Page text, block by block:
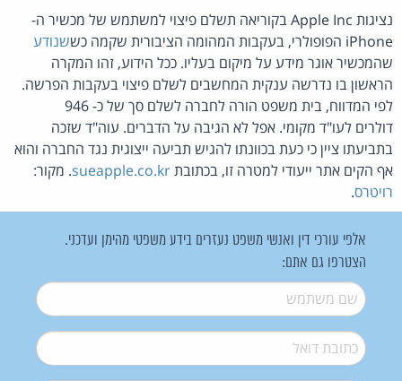
נציגות Apple Inc בקוריאה תשלם פיצוי למשתמש של מכשיר ה-
iPhone הפופולרי, בעקבות המהומה הציבורית שקמה כש
שנודע
שהמכשיר אוגר מידע על מיקום בעליו. ככל הידוע, זהו המקרה
הראשון בו נדרשה ענקית המחשבים לשלם פיצוי בעקבות הפרשה.
לפי המדווח, בית משפט הורה לחברה לשלם סך של כ- 946
דולרים לעו"ד מקומי. אפל לא הגיבה על הדברים. עוה"ד שזכה
בתביעתו ציין כי כעת בכוונתו להגיש תביעה ייצוגית נגד החברה והוא
אף הקים אתר ייעודי למטרה זו, בכתובתsueapple.co.kr. מקור:
רויטרס.
אלפי עורכי דין ואנשי משפט נעזרים בידע משפטי מהימן ועדכני.
הצטרפו גם אתם:
שם משתמש*
דואל*